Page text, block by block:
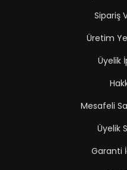
Sipariş
Üretim
Üyelik
Mesafeli
Üyelik
Garanti